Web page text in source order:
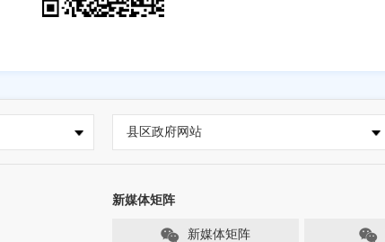
县区政府网站
新媒体矩阵
新媒体矩阵